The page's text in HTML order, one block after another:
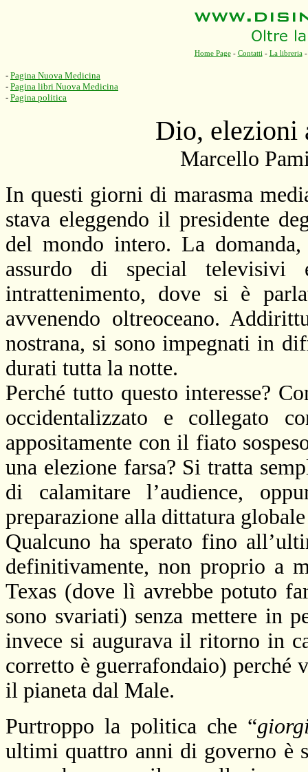
Home Page- Contatti - La libreria
- Pagina Nuova Medicina
- Pagina libri Nuova Medicina
- Pagina politica
Dio, elezioni
Marcello
In questi giorni di marasma
stava eleggendo il presidente
del mondo intero. La
assurdo di special
intrattenimento, dove si è
avvenendo oltreoceano.
nostrana, si sono impegnati in
durati tutta la notte.
Perché tutto questo interesse?
occidentalizzato e collegato
appositamente con il fiato
una elezione farsa? Si tratta
di calamitare l’audience,
preparazione alla dittatura
Qualcuno ha sperato fino
definitivamente, non proprio a
Texas (dove lì avrebbe potuto
sono svariati) senza mettere in
invece si augurava il ritorno in
corretto è guerrafondaio)
il pianeta dal Male.
Purtroppo la politica che “
ultimi quattro anni di governo è